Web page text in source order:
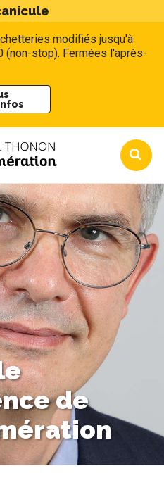
modifiés jusqu'à
(non-stop). Fermées l'après-
de